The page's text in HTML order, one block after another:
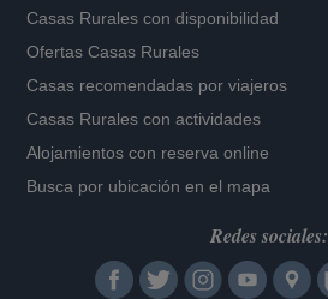
Casas Rurales con disponibilidad
Ofertas Casas Rurales
Casas recomendadas por viajeros
Casas Rurales con actividades
Alojamientos con reserva online
Busca por ubicación en el mapa
Redes sociales: